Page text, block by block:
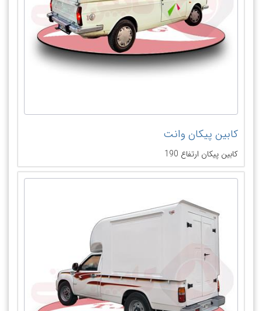
کابین پیکان وانت
کابین پیکان ارتفاع 190